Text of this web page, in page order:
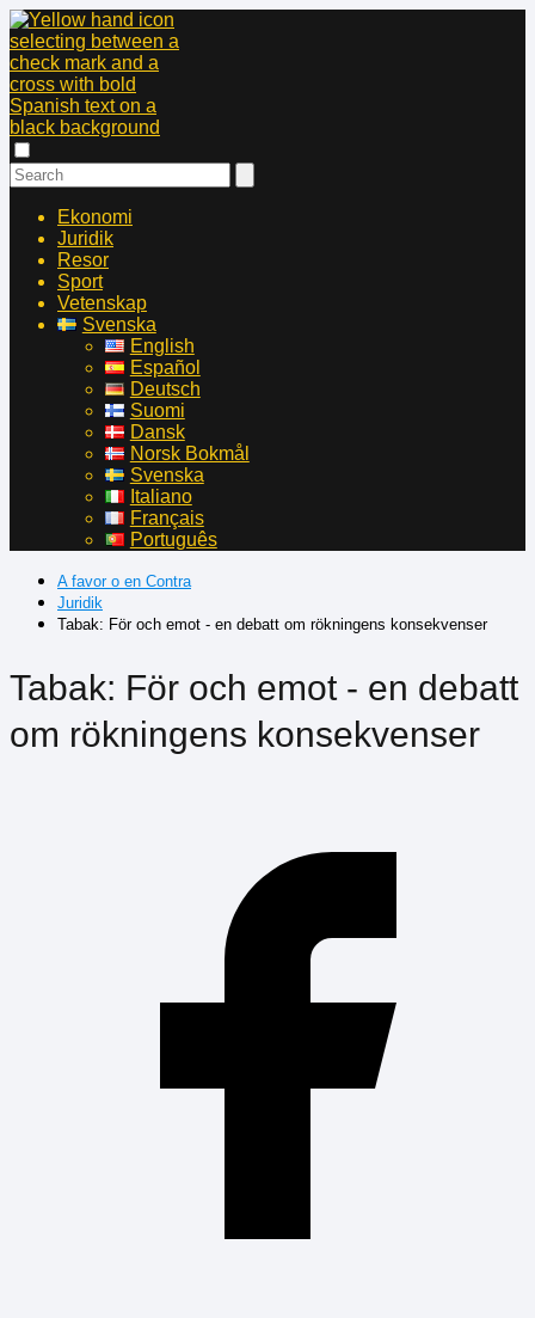
Ekonomi
Juridik
Resor
Sport
Vetenskap
Svenska
English
Español
Deutsch
Suomi
Dansk
Norsk Bokmål
Svenska
Italiano
Français
Português
A favor o en Contra
Juridik
Tabak: För och emot - en debatt om rökningens konsekvenser
Tabak: För och emot - en debatt
om rökningens konsekvenser